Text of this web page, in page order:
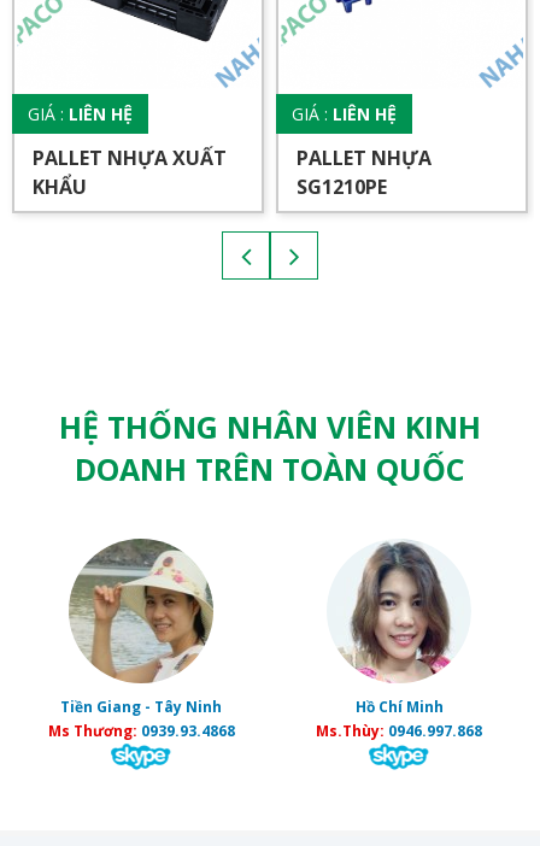
GIÁ : LIÊN HỆ
PALLET NHỰA XUẤT
KHẨU
GIÁ : LIÊN HỆ
PALLET NHỰA
SG1210PE
HỆ THỐNG NHÂN VIÊN KINH
DOANH TRÊN TOÀN QUỐC
Tiền Giang - Tây Ninh
Ms Thương: 0939.93.4868
Hồ Chí Minh
Ms.Thùy: 0946.997.868